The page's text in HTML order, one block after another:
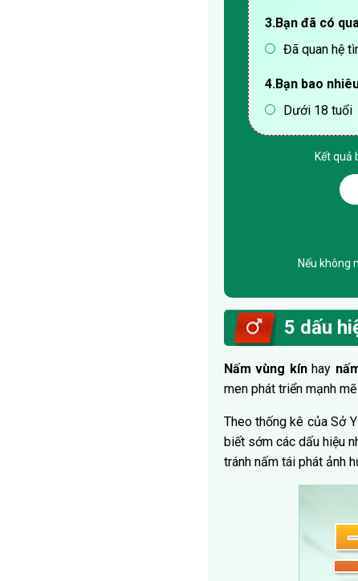
3.Bạn đã có
Đã quan hệ
4.Bạn bao
Dưới 18 tuổi
Kết quả
Nếu không
5 dấu
Nấm vùng kínhay
men phát triển mạnh
Theo thống kê của Sở
biết sớm các dấu hiệu
tránh nấm tái phát ảnh